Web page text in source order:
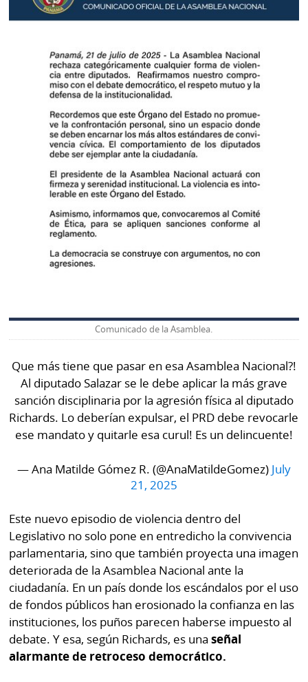
Comunicado de la Asamblea.
Que más tiene que pasar en esa Asamblea Nacional?!
Al diputado Salazar se le debe aplicar la más grave
sanción disciplinaria por la agresión física al diputado
Richards. Lo deberían expulsar, el PRD debe revocarle
ese mandato y quitarle esa curul! Es un delincuente!
— Ana Matilde Gómez R. (@AnaMatildeGomez) July
21, 2025
Este nuevo episodio de violencia dentro del
Legislativo no solo pone en entredicho la convivencia
parlamentaria, sino que también proyecta una imagen
deteriorada de la Asamblea Nacional ante la
ciudadanía. En un país donde los escándalos por el uso
de fondos públicos han erosionado la confianza en las
instituciones, los puños parecen haberse impuesto al
debate. Y esa, según Richards, es unaseñal
alarmante de retroceso democrático.